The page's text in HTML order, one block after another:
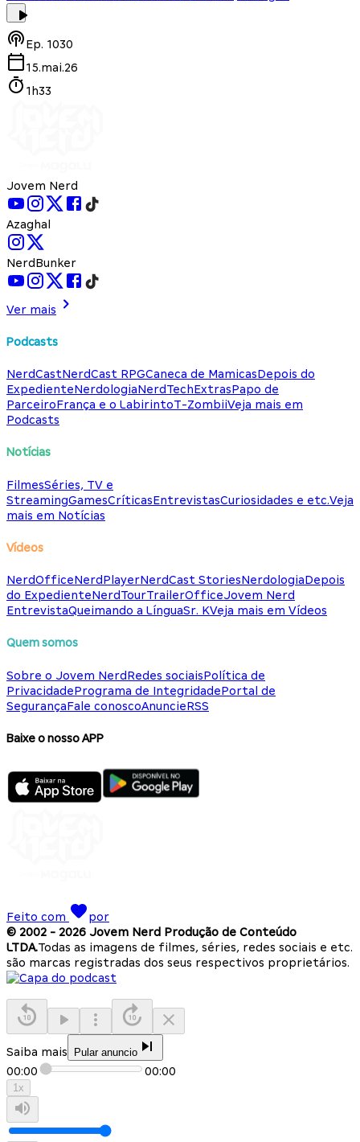
Ep. 1030
15.mai.26
1h33
Jovem Nerd
Azaghal
NerdBunker
Ver mais
Podcasts
NerdCastNerdCast RPGCaneca de MamicasDepois do
ExpedienteNerdologiaNerdTechExtrasPapo de
ParceiroFrança e o LabirintoT-ZombiiVeja mais em
Podcasts
Notícias
FilmesSéries, TV e
StreamingGamesCríticasEntrevistasCuriosidades e etc.Veja
mais em Notícias
Vídeos
NerdOfficeNerdPlayerNerdCast StoriesNerdologiaDepois
do ExpedienteNerdTourTrailerOfficeJovem Nerd
EntrevistaQueimando a LínguaSr. KVeja mais em Vídeos
Quem somos
Sobre o Jovem NerdRedes sociaisPolítica de
PrivacidadePrograma de IntegridadePortal de
SegurançaFale conoscoAnuncieRSS
Baixe o nosso APP
Feito com
por
© 2002 - 2026 Jovem Nerd Produção de Conteúdo
LTDA.Todas as imagens de filmes, séries, redes sociais e etc.
são marcas registradas dos seus respectivos proprietários.
Saiba mais Pular anuncio
00:00 00:00
1x